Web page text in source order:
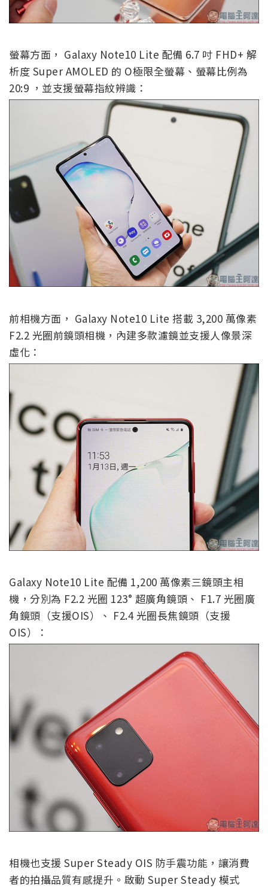
螢幕方面， Galaxy Note10 Lite 配備 6.7 吋 FHD+ 解
析度 Super AMOLED 的 O極限全螢幕、螢幕比例為
20:9 ，並支援螢幕指紋辨識：
前相機方面， Galaxy Note10 Lite 搭載 3,200 萬像素
F2.2 光圈前鏡頭相機，內建多款濾鏡並支援人像景深
虛化：
Galaxy Note10 Lite 配備 1,200 萬像素三鏡頭主相
機，分別為 F2.2 光圈 123° 超廣角鏡頭、 F1.7 光圈廣
角鏡頭（支援OIS）、 F2.4 光圈長焦鏡頭（支援
OIS）：
相機也支援 Super Steady OIS 防手震功能，讓消費
者的拍攝品質有感提升。啟動 Super Steady 模式